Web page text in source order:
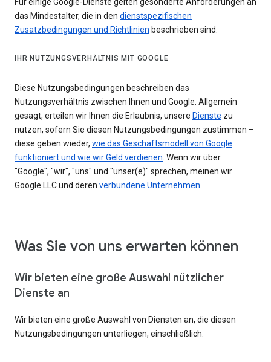
Für einige Google-Dienste gelten gesonderte Anforderungen an
das Mindestalter, die in den dienstspezifischen
Zusatzbedingungen und Richtlinien beschrieben sind.
IHR NUTZUNGSVERHÄLTNIS MIT GOOGLE
Diese Nutzungsbedingungen beschreiben das
Nutzungsverhältnis zwischen Ihnen und Google. Allgemein
gesagt, erteilen wir Ihnen die Erlaubnis, unsere Dienste zu
nutzen, sofern Sie diesen Nutzungsbedingungen zustimmen –
diese geben wieder, wie das Geschäftsmodell von Google
funktioniert und wie wir Geld verdienen . Wenn wir über
"Google", "wir", "uns" und "unser(e)" sprechen, meinen wir
Google LLC und deren verbundene Unternehmen
Was Sie von uns erwarten können
Wir bieten eine große Auswahl nützlicher
Dienste an
Wir bieten eine große Auswahl von Diensten an, die diesen
Nutzungsbedingungen unterliegen, einschließlich: